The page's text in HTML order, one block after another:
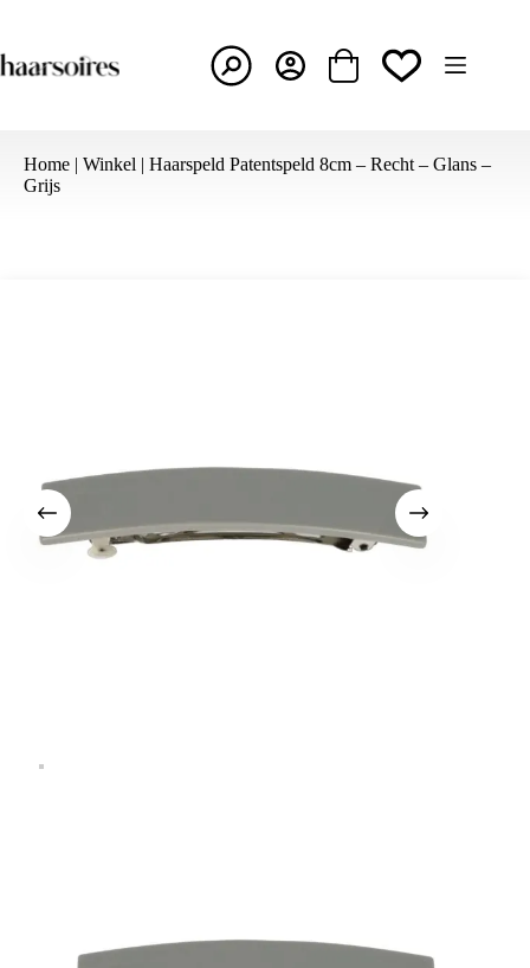
de
inhoud
Winkelwagen
Home | Winkel | Haarspeld Patentspeld 8cm – Recht – Glans –
Grijs